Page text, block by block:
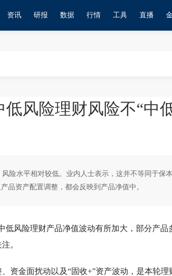
资讯 研报 数据 行情 工具 直播
风险理财风险不“中
险水平相对较低。业内人士表示，这并不等同于保
品资产配置调整，都会反映到产品净值中。
低风险理财产品净值波动有所加大，部分产品
。
、资金面扰动以及“固收+”资产波动，是本轮